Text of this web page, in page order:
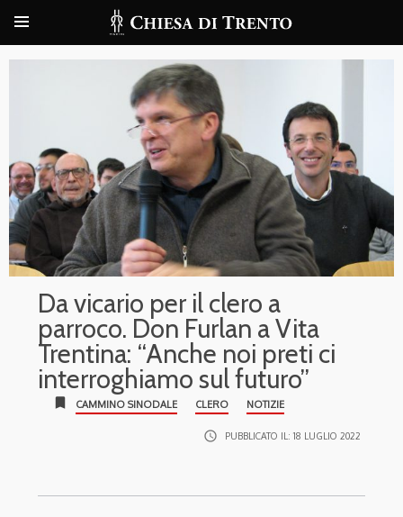
Da vicario per il clero a
parroco. Don Furlan a Vita
Trentina: “Anche noi preti ci
interroghiamo sul futuro”
bookmark CAMMINO SINODALE CLERO NOTIZIE
access_time PUBBLICATO IL: 18 LUGLIO 2022